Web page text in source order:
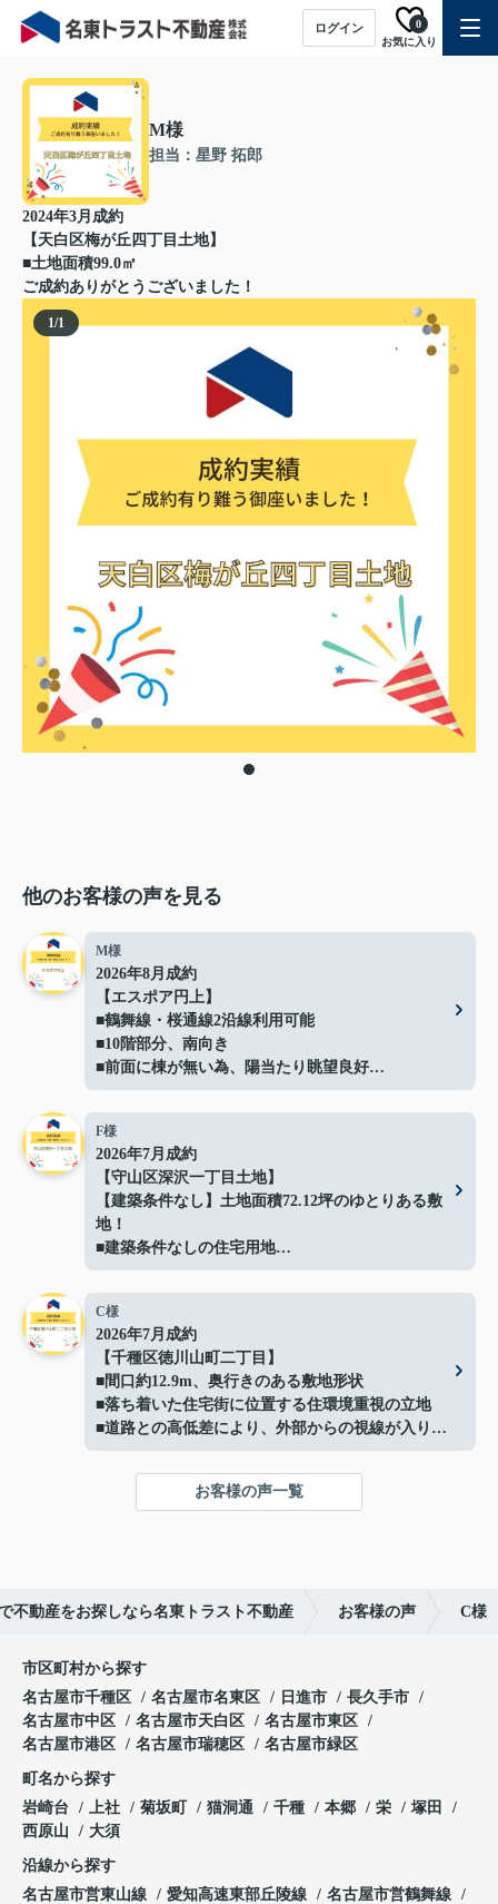
ログイン
お気に入り
0
M様
担当：星野 拓郎
2024年3月成約
【天白区梅が丘四丁目土地】
■土地面積99.0㎡
ご成約ありがとうございました！
1/1
他のお客様の声を見る
M様
2026年8月成約
【エスポア円上】
■鶴舞線・桜通線2沿線利用可能
■10階部分、南向き
■前面に棟が無い為、陽当たり眺望良好
■ペット飼育可能(規約による制限有)
■バルコニーにガーデンバン（水栓）有
■「円上」停（徒歩5分）より
栄、高速バスセンターへのアクセス可能
ご成約ありがとうございました！
F様
2026年7月成約
【守山区深沢一丁目土地】
【建築条件なし】土地面積72.12坪のゆとりある敷
地！
■建築条件なしの住宅用地
■間口約14.4ｍでプランの自由度良好
■解体更地渡しでスムーズに建築可能
■閑静な住宅地に立地
■イオン守山店まで約500ｍ
■日常の買い物にも便利な住環境
■守山スマートインターまで車で約3分で車移動の
利便性も良好
■お好きなハウスメーカーで建築可能
C様
2026年7月成約
【千種区徳川山町二丁目】
■間口約12.9m、奥行きのある敷地形状
■落ち着いた住宅街に位置する住環境重視の立地
■道路との高低差により、外部からの視線が入りに
くい落ち着いた敷地
■高低差を活かしたプライバシー性の高い敷地形状
■現況：更地徳川山町土地】
お客様の声一覧
不動産をお探しなら名東トラスト不動産 お客様の声 C様
市区町村から探す
名古屋市千種区
名古屋市名東区 日進市
長久手市
名古屋市中区
名古屋市天白区
名古屋市東区
名古屋市港区
名古屋市瑞穂区 名古屋市緑区
町名から探す
岩崎台
上社 菊坂町 猫洞通 千種 本郷 栄
塚田
西原山
大須
沿線から探す
名古屋市営東山線
愛知高速東部丘陵線
名古屋市営鶴舞線